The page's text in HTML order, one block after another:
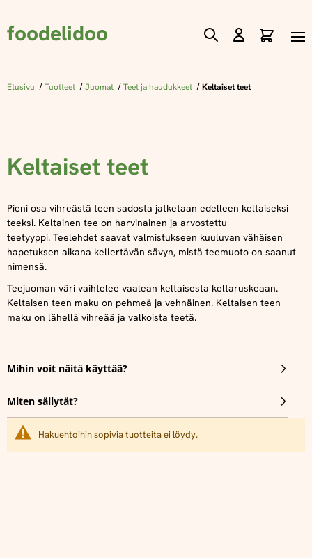
foodelidoo
Skip
Content
Etusivu Tuotteet Juomat Teet ja haudukkeet Keltaiset teet
Keltaiset teet
Pieni osa vihreästä teen sadosta jatketaan edelleen keltaiseksi
teeksi. Keltainen tee on harvinainen ja arvostettu
teetyyppi. Teelehdet saavat valmistukseen kuuluvan vähäisen
hapetuksen aikana kellertävän sävyn, mistä teemuoto on saanut
nimensä.
Teejuoman väri vaihtelee vaalean keltaisesta keltaruskeaan.
Keltaisen teen maku on pehmeä ja vehnäinen. Keltaisen teen
maku on lähellä vihreää ja valkoista teetä.
Mihin voit näitä käyttää?
Miten säilytät?
Hakuehtoihin sopivia tuotteita ei löydy.